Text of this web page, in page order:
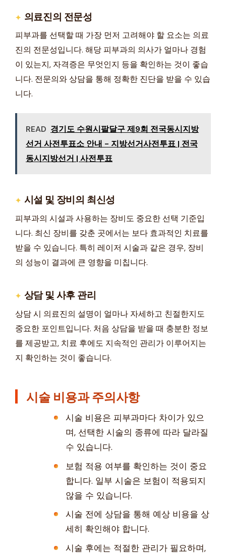
의료진의 전문성
피부과를 선택할 때 가장 먼저 고려해야 할 요소는 의료
진의 전문성입니다. 해당 피부과의 의사가 얼마나 경험
이 있는지, 자격증은 무엇인지 등을 확인하는 것이 좋습
니다. 전문의와 상담을 통해 정확한 진단을 받을 수 있습
니다.
READ 경기도 수원시팔달구 제9회 전국동시지방
선거 사전투표소 안내 - 지방선거사전투표 | 전국
동시지방선거 | 사전투표
시설 및 장비의 최신성
피부과의 시설과 사용하는 장비도 중요한 선택 기준입
니다. 최신 장비를 갖춘 곳에서는 보다 효과적인 치료를
받을 수 있습니다. 특히 레이저 시술과 같은 경우, 장비
의 성능이 결과에 큰 영향을 미칩니다.
상담 및 사후 관리
상담 시 의료진의 설명이 얼마나 자세하고 친절한지도
중요한 포인트입니다. 처음 상담을 받을 때 충분한 정보
를 제공받고, 치료 후에도 지속적인 관리가 이루어지는
지 확인하는 것이 좋습니다.
시술 비용과 주의사항
시술 비용은 피부과마다 차이가 있으
며, 선택한 시술의 종류에 따라 달라질
수 있습니다.
보험 적용 여부를 확인하는 것이 중요
합니다. 일부 시술은 보험이 적용되지
않을 수 있습니다.
시술 전에 상담을 통해 예상 비용을 상
세히 확인해야 합니다.
시술 후에는 적절한 관리가 필요하며,